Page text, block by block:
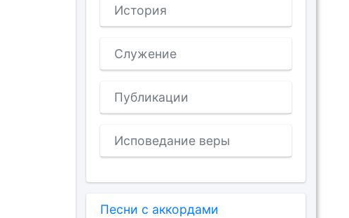
История
Служение
Публикации
Исповедание веры
Песни с аккордами